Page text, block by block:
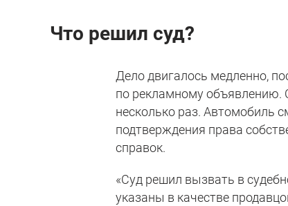
Что решил суд?
Дело двигалось медленно,
по рекламному объявлению.
несколько раз. Автомобиль
подтверждения права
справок.
«Суд решил вызвать в
указаны в качестве